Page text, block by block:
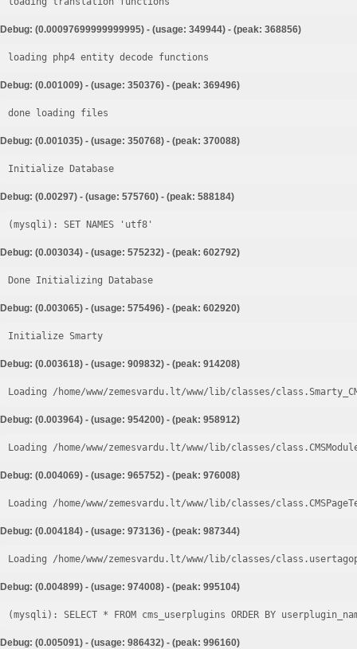
Debug: (0.00097699999999995) - (usage: 349944) - (peak: 368856)
loading php4 entity decode functions
Debug: (0.001009) - (usage: 350376) - (peak: 369496)
done loading files
Debug: (0.001035) - (usage: 350768) - (peak: 370088)
Initialize Database
Debug: (0.00297) - (usage: 575760) - (peak: 588184)
Debug: (0.003034) - (usage: 575232) - (peak: 602792)
Done Initializing Database
Debug: (0.003065) - (usage: 575496) - (peak: 602920)
Initialize Smarty
Debug: (0.003618) - (usage: 909832) - (peak: 914208)
Loading /home/www/zemesvardu.lt/www/lib/classes/
Debug: (0.003964) - (usage: 954200) - (peak: 958912)
Loading /home/www/zemesvardu.lt/www/lib/classes/
Debug: (0.004069) - (usage: 965752) - (peak: 976008)
Loading /home/www/zemesvardu.lt/www/lib/classes/
Debug: (0.004184) - (usage: 973136) - (peak: 987344)
Loading /home/www/zemesvardu.lt/www/lib/classes/
Debug: (0.004899) - (usage: 974008) - (peak: 995104)
Debug: (0.005091) - (usage: 986432) - (peak: 996160)